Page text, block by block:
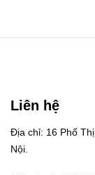
Liên hệ
Địa chỉ: 16 Phố
Nội.